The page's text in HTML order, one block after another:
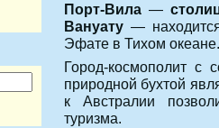
Порт-Вила —
Вануату —
Эфате в Тихом океане.
Город-космополит с
природной бухтой
к Австралии
туризма.